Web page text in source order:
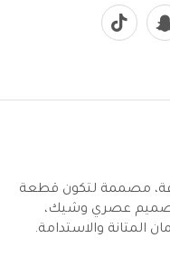
مصممة لتكون قطعة
عصري وشيك،
المتانة والاستدامة.